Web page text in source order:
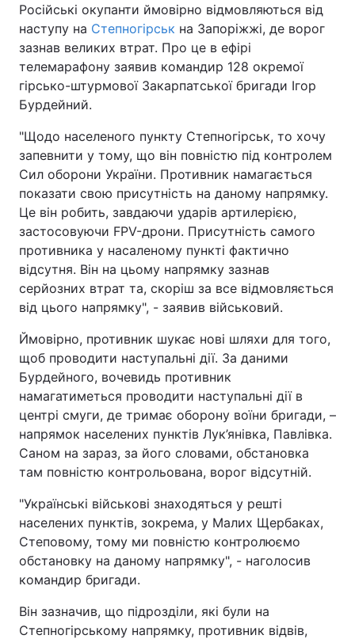
Російські окупанти ймовірно відмовляються від
наступу на Степногірськ на Запоріжжі, де ворог
зазнав великих втрат. Про це в ефірі
телемарафону заявив командир 128 окремої
гірсько-штурмової Закарпатської бригади Ігор
Бурдейний.
"Щодо населеного пункту Степногірськ, то хочу
запевнити у тому, що він повністю під контролем
Сил оборони України. Противник намагається
показати свою присутність на даному напрямку.
Це він робить, завдаючи ударів артилерією,
застосовуючи FPV-дрони. Присутність самого
противника у насаленому пункті фактично
відсутня. Він на цьому напрямку зазнав
серйозних втрат та, скоріш за все відмовляється
від цього напрямку", - заявив військовий.
Ймовірно, противник шукає нові шляхи для того,
щоб проводити наступальні дії. За даними
Бурдейного, вочевидь противник
намагатиметься проводити наступальні дії в
центрі смуги, де тримає оборону воїни бригади, –
напрямок населених пунктів Лук’янівка, Павлівка.
Саном на зараз, за його словами, обстановка
там повністю контрольована, ворог відсутній.
"Українські військові знаходяться у решті
населених пунктів, зокрема, у Малих Щербаках,
Степовому, тому ми повністю контролюємо
обстановку на даному напрямку", - наголосив
командир бригади.
Він зазначив, що підрозділи, які були на
Степногірському напрямку, противник відвів,